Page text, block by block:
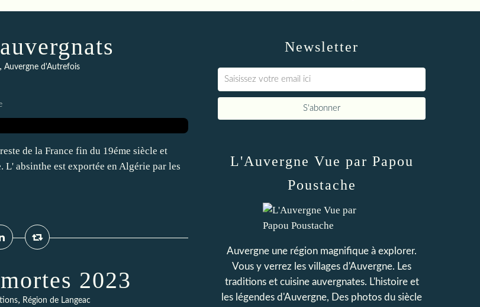
Auvergne d'Autrefois
de la France fin du 19éme siècle et
absinthe est exportée en Algérie par les
2023
, Région de Langeac
Newsletter
L'Auvergne Vue par Papou
Poustache
Auvergne une région magnifique à explorer.
Vous y verrez les villages d'Auvergne. Les
traditions et cuisine auvergnates. L'histoire et
les légendes d'Auvergne, Des photos du siècle